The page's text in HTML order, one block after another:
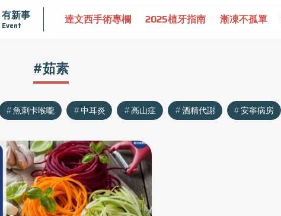
有新事
Event
守護骨骼健康 達文西手術專欄 2025植牙指南 漸凍不孤單
#茹素
魚刺卡喉嚨 中耳炎 高山症 酒精代謝 安寧病房